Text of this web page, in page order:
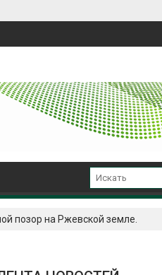
позор на Ржевской земле.